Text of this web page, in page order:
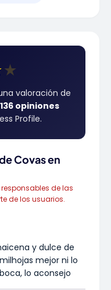
★
valoración de
136 opiniones
Profile.
Covas en
de las
de los usuarios.
y dulce de
mejor ni lo
lo aconsejo